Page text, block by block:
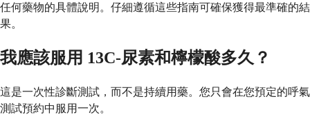
任何藥物的具體說明。仔細遵循這些指南可確保獲得最準確的結
果。
我應該服用 13C-尿素和檸檬酸多久？
這是一次性診斷測試，而不是持續用藥。您只會在您預定的呼氣
測試預約中服用一次。